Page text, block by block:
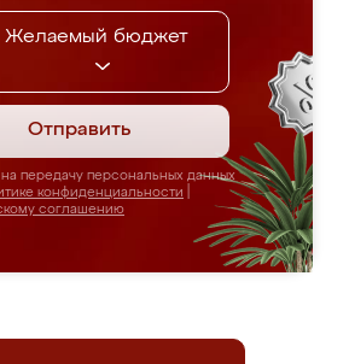
Желаемый бюджет
Отправить
передачу персональных данных
конфиденциальности
соглашению